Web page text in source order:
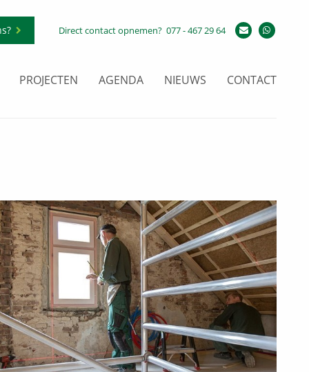
Direct contact opnemen? 077 - 467 29 64
PROJECTEN AGENDA NIEUWS CONTACT